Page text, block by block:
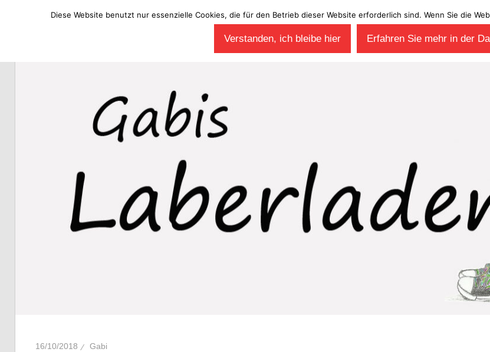
16/10/2018 Gabi
Diese Website benutzt nur essenzielle Cookies, die für den Betrieb dieser Website erforderlich sind. Wenn Sie die
Verstanden, ich bleibe hier Erfahren Sie mehr in der